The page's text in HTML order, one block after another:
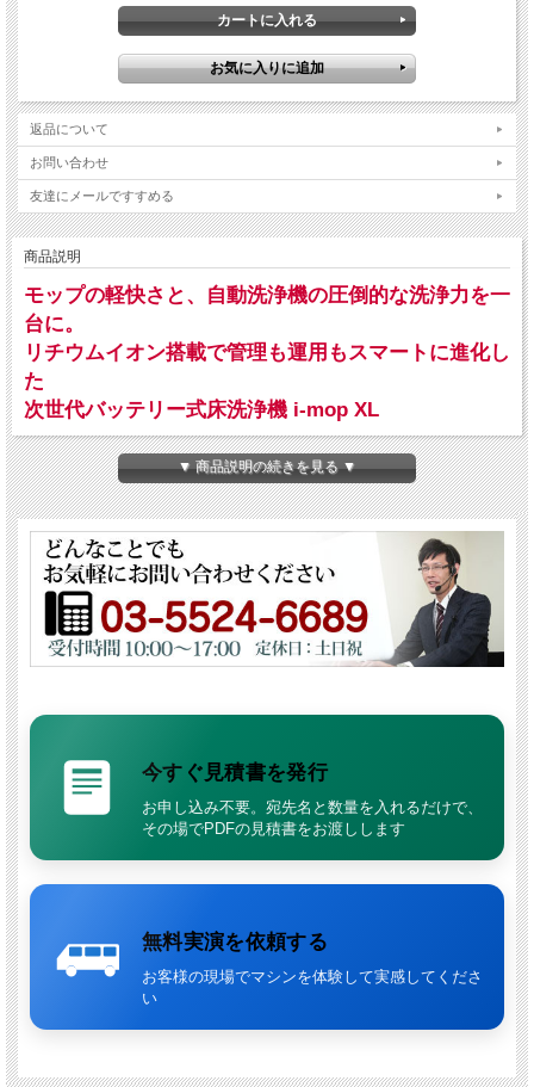
返品について
お問い合わせ
友達にメールですすめる
商品説明
モップの軽快さと、自動洗浄機の圧倒的な洗浄力を一
台に。
リチウムイオン搭載で管理も運用もスマートに進化し
た
次世代バッテリー式床洗浄機 i-mop XL
あらゆるハードフロアに対応：日常清掃から剥離洗浄まで、豊
富なブラシとパッドで完結
リチウムイオンの機動力：面倒な補水や端子清掃は不要。継ぎ
足し充電で1日中フル稼働
驚きの操作性と収納性：女性でも片手で軽々扱える操作感。収
納時は驚くほどコンパクト
【ご注意】 本機はハードフロア専用です。カーペットにはご使
用いただけません。
タイルのエンボス洗浄からデリケートな床の日常清掃まで。用途に
合わせた多彩なブラシとパッドを用意しており、これ一台でハード
フロアのメンテナンスを網羅できます。※dsc2画像参照
女性でも軽々扱える、新次元の操作性
負担を大幅に軽減します。
リチウムイオンバッテリーで「管理の悩み」を解消
従来の鉛バッテリーで課題だった「液補充」や「過放電による故
障」の心配がありません。短時間の休憩中に継ぎ足し充電ができる
▼ 商品説明の続きを見る ▼
今すぐ見積書を発行
お申し込み不要。宛先名と数量を入れるだけで、
その場でPDFの見積書をお渡しします
無料実演を依頼する
お客様の現場でマシンを体験して実感してくださ
い